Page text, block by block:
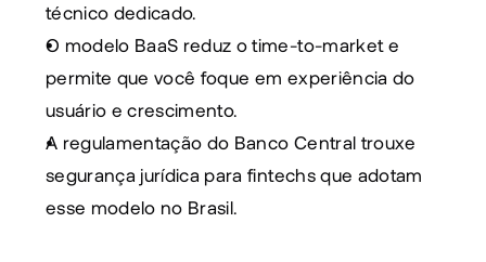
técnico dedicado.
O modelo BaaS reduz o time-to-market e
permite que você foque em experiência do
usuário e crescimento.
A regulamentação do Banco Central trouxe
segurança jurídica para fintechs que adotam
esse modelo no Brasil.